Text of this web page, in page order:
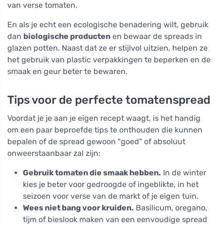
van verse tomaten.
En als je echt een ecologische benadering wilt, gebruik
dan biologische producten en bewaar de spreads in
glazen potten. Naast dat ze er stijlvol uitzien, helpen ze
het gebruik van plastic verpakkingen te beperken en de
smaak en geur beter te bewaren.
Tips voor de perfecte tomatenspread
Voordat je je aan je eigen recept waagt, is het handig
om een paar beproefde tips te onthouden die kunnen
bepalen of de spread gewoon "goed" of absoluut
onweerstaanbaar zal zijn:
Gebruik tomaten die smaak hebben. In de winter
kies je beter voor gedroogde of ingeblikte, in het
seizoen voor verse van de markt of je eigen tuin.
Wees niet bang voor kruiden. Basilicum, oregano,
tijm of bieslook maken van een eenvoudige spread